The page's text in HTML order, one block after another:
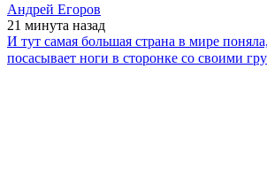
Андрей Егоров
21 минута назад
И тут самая большая страна в мире
посасывает ноги в сторонке со своими